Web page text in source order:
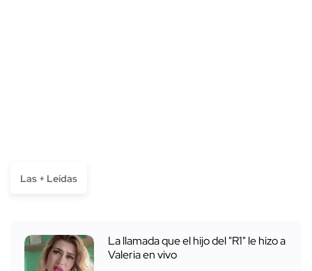
Las + Leídas
La llamada que el hijo del "R1" le hizo a
Valeria en vivo